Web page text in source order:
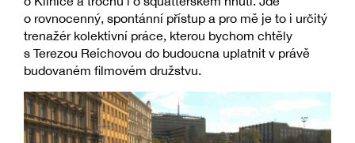
o rovnocenný, spontánní přístup a pro mě je to i určitý
trenažér kolektivní práce, kterou bychom chtěly
s Terezou Reichovou do budoucna uplatnit v právě
budovaném filmovém družstvu.